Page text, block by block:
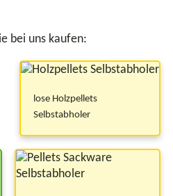
bei uns kaufen:
lose Holzpellets
Selbstabholer